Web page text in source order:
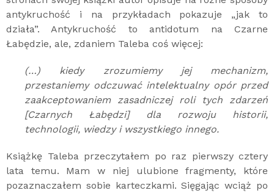
antykruchość i na przykładach pokazuje „jak to
działa”. Antykruchość to antidotum na Czarne
Łabędzie, ale, zdaniem Taleba coś więcej:
(…) kiedy zrozumiemy jej mechanizm,
przestaniemy odczuwać intelektualny opór przed
zaakceptowaniem zasadniczej roli tych zdarzeń
[Czarnych Łabędzi] dla rozwoju historii,
technologii, wiedzy i wszystkiego innego.
Książkę Taleba przeczytałem po raz pierwszy cztery
lata temu. Mam w niej ulubione fragmenty, które
pozaznaczałem sobie karteczkami. Sięgając wciąż po